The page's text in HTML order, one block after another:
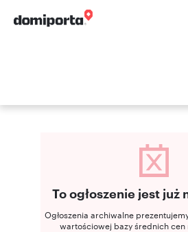
To ogłoszenie jest już
Ogłoszenia archiwalne
wartościowej bazy średnich